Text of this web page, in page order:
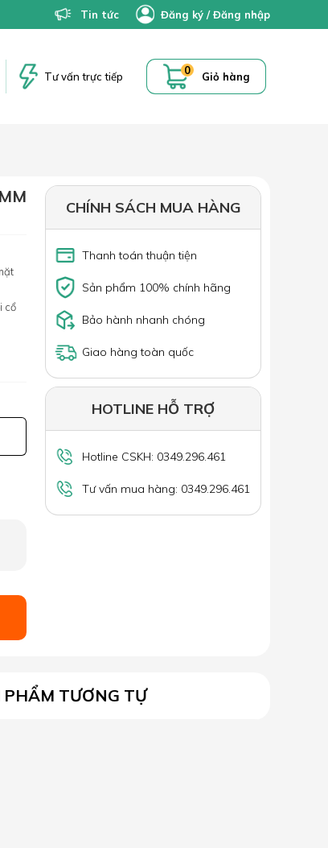
Tin tức Đăng ký /Đăng nhập
Tư vấn trực tiếp 0 Giỏ hàng
cổ
CHÍNH SÁCH MUA HÀNG
Thanh toán thuận tiện
Sản phẩm 100% chính hãng
Bảo hành nhanh chóng
Giao hàng toàn quốc
HOTLINE HỖ TRỢ
Hotline CSKH: 0349.296.461
Tư vấn mua hàng: 0349.296.461
PHẨM TƯƠNG TỰ